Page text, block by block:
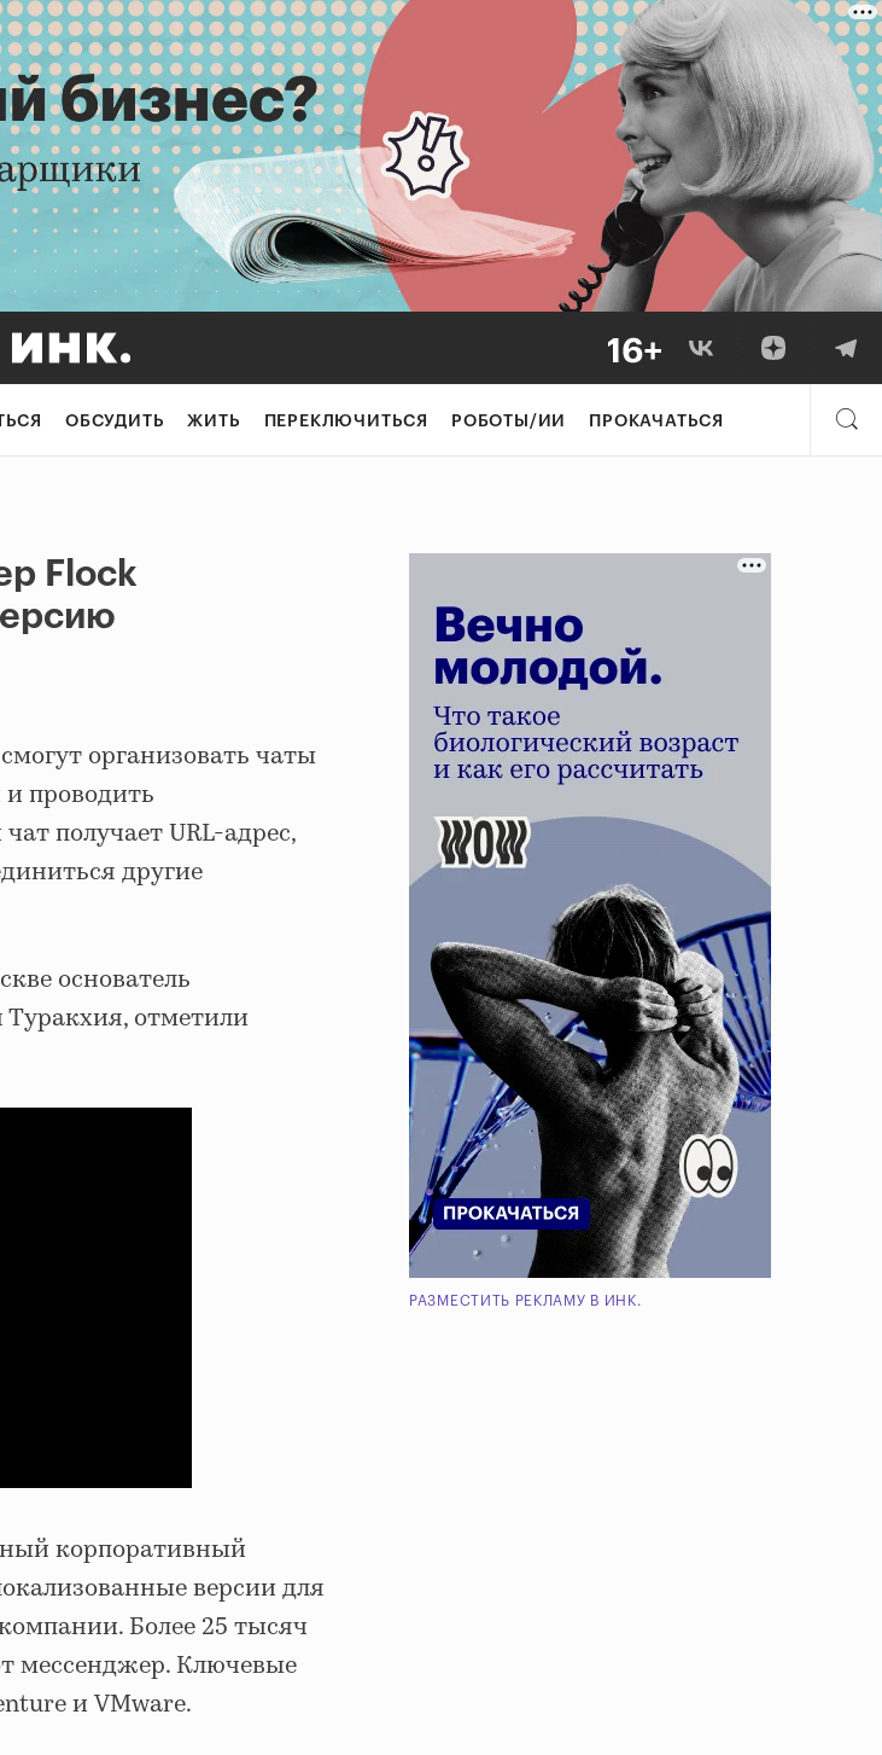
ОБСУДИТЬ ЖИТЬ ПЕРЕКЛЮЧИТЬСЯ РОБОТЫ/ИИ ПРОКАЧАТЬСЯ
Flock
организовать чаты
проводить
получает URL-адрес,
другие
основатель
отметили
корпоративный
версии для
Более 25 тысяч
мессенджер. Ключевые
и VMware.
РАЗМЕСТИТЬ РЕКЛАМУ В ИНК.